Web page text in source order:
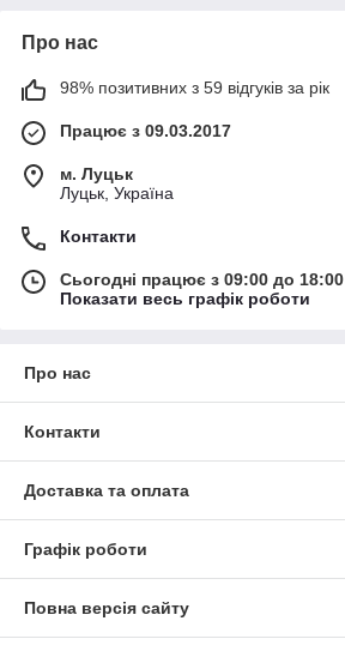
Про нас
98% позитивних з 59 відгуків за рік
Працює з 09.03.2017
м. Луцьк
Луцьк, Україна
Контакти
Сьогодні працює з 09:00 до 18:00
Показати весь графік роботи
Про нас
Контакти
Доставка та оплата
Графік роботи
Повна версія сайту